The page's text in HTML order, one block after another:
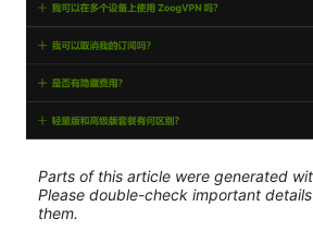
Parts of this article were generated
Please double-check important
them.